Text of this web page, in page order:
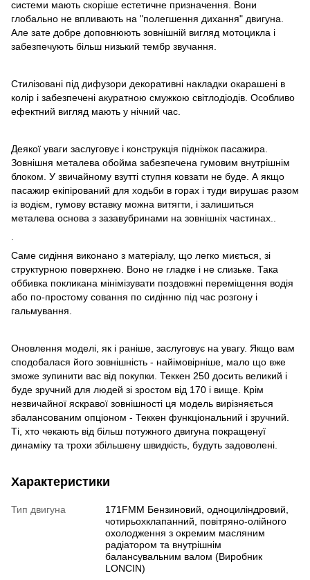
системи мають скоріше естетичне призначення. Вони
глобально не впливають на "полегшення дихання" двигуна.
Але зате добре доповнюють зовнішній вигляд мотоцикла і
забезпечують більш низький тембр звучання.
Стилізовані під дифузори декоративні накладки окарашені в
колір і забезпечені акуратною смужкою світлодіодів. Особливо
ефектний вигляд мають у нічний час.
Деякої уваги заслуговує і конструкція підніжок пасажира.
Зовнішня металева обойма забезпечена гумовим внутрішнім
блоком. У звичайному взутті ступня ковзати не буде. А якщо
пасажир екіпірований для ходьби в горах і туди вирушає разом
із водієм, гумову вставку можна витягти, і залишиться
металева основа з зазавубринами на зовнішніх частинах..
Саме сидіння виконано з матеріалу, що легко миється, зі
структурною поверхнею. Воно не гладке і не слизьке. Така
оббивка покликана мінімізувати поздовжні переміщення водія
або по-простому совання по сидінню під час розгону і
гальмування.
Оновлення моделі, як і раніше, заслуговує на увагу. Якщо вам
сподобалася його зовнішність - найімовірніше, мало що вже
зможе зупинити вас від покупки. Теккен 250 досить великий і
буде зручний для людей зі зростом від 170 і вище. Крім
незвичайної яскравої зовнішності ця модель вирізняється
збалансованим опціоном - Теккен функціональний і зручний.
Ті, хто чекають від більш потужного двигуна покращенуї
динаміку та трохи збільшену швидкість, будуть задоволені.
Характеристики
Тип двигуна
171FMM Бензиновий, одноциліндровий,
чотирьохклапанний, повітряно-олійного
охолодження з окремим масляним
радіатором та внутрішнім
балансувальним валом (Виробник
LONCIN)